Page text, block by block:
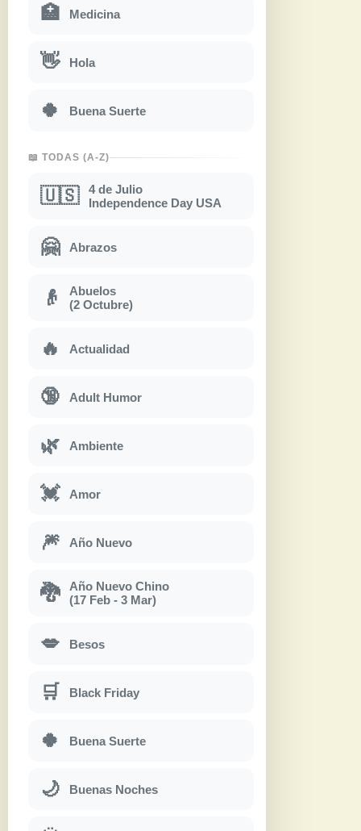
🏥 Medicina
👋 Hola
🍀 Buena Suerte
📖 TODAS (A-Z)
🇺🇸
4 de Julio
Independence Day USA
🤗 Abrazos
👴
Abuelos
(2 Octubre)
🔥 Actualidad
🔞 Adult Humor
🌿 Ambiente
💓 Amor
🎆 Año Nuevo
🐉
Año Nuevo Chino
(17 Feb - 3 Mar)
💋 Besos
🛒 Black Friday
🍀 Buena Suerte
🌙 Buenas Noches